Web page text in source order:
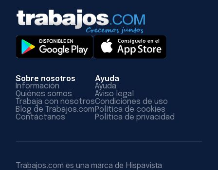
Sobre nosotros
Información
Quiénes somos
Trabaja con nosotros
Blog de Trabajos.com
Contáctanos
Ayuda
Ayuda
Aviso legal
Condiciones de uso
Política de cookies
Política de privacidad
Trabajos.com es una marca de Hispavista